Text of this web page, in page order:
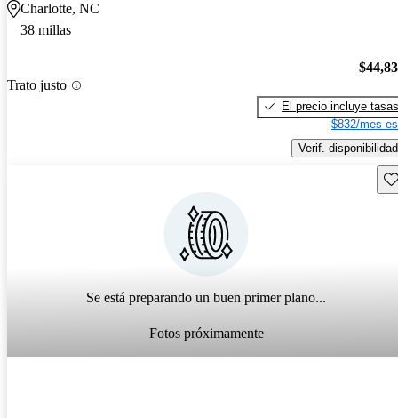
Charlotte, NC
38 millas
Trato justo
El precio incluye tasas
$832/mes
Verif. disponibilidad
Se está preparando un buen primer plano...
Fotos próximamente